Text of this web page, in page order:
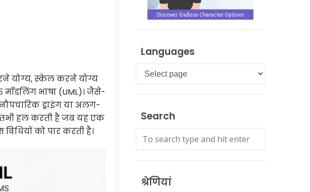
योग्य, स्केल करने योग्य
भाषा (UML)। जैसे-
ड्राइंग या अलग-
तभी हल करती है जब यह एक
को पार करती है।
Languages
Languages
Search
श्रेणियां